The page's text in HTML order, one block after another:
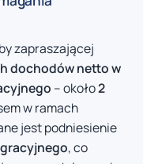
zapraszającej
dochodów netto w
– około2
w ramach
jest podniesienie
, co